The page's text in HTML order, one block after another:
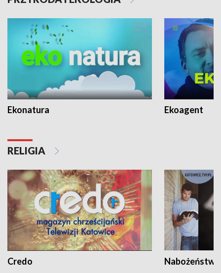
Ekonatura Ekoagent
RELIGIA
Credo